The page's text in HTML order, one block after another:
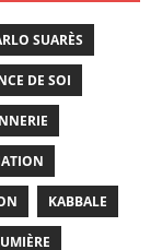
SUARÈS
DE SOI
KABBALE